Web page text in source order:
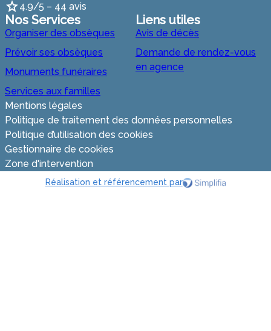
4.9/5 – 44 avis
Nos Services
Organiser des obsèques
Prévoir ses obsèques
Monuments funéraires
Services aux familles
Liens utiles
Avis de décès
Demande de rendez-vous
en agence
Mentions légales
Politique de traitement des données personnelles
Politique d’utilisation des cookies
Gestionnaire de cookies
Zone d'intervention
Réalisation et référencement par